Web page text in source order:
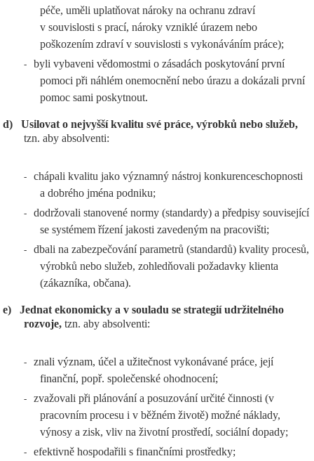
péče, uměli uplatňovat nároky na ochranu zdraví
v souvislosti s prací, nároky vzniklé úrazem nebo
poškozením zdraví v souvislosti s vykonáváním práce);
-
byli vybaveni vědomostmi o zásadách poskytování první
pomoci při náhlém onemocnění nebo úrazu a dokázali první
pomoc sami poskytnout.
d)
Usilovat o nejvyšší kvalitu své práce, výrobků nebo služeb,
tzn. aby absolventi:
-
chápali kvalitu jako významný nástroj konkurenceschopnosti
a dobrého jména podniku;
-
dodržovali stanovené normy (standardy) a předpisy související
se systémem řízení jakosti zavedeným na pracovišti;
-
dbali na zabezpečování parametrů (standardů) kvality procesů,
výrobků nebo služeb, zohledňovali požadavky klienta
(zákazníka, občana).
e)
Jednat ekonomicky a v souladu se strategií udržitelného
rozvoje, tzn. aby absolventi:
-
znali význam, účel a užitečnost vykonávané práce, její
finanční, popř. společenské ohodnocení;
-
zvažovali při plánování a posuzování určité činnosti (v
pracovním procesu i v běžném životě) možné náklady,
výnosy a zisk, vliv na životní prostředí, sociální dopady;
- efektivně hospodařili s finančními prostředky;